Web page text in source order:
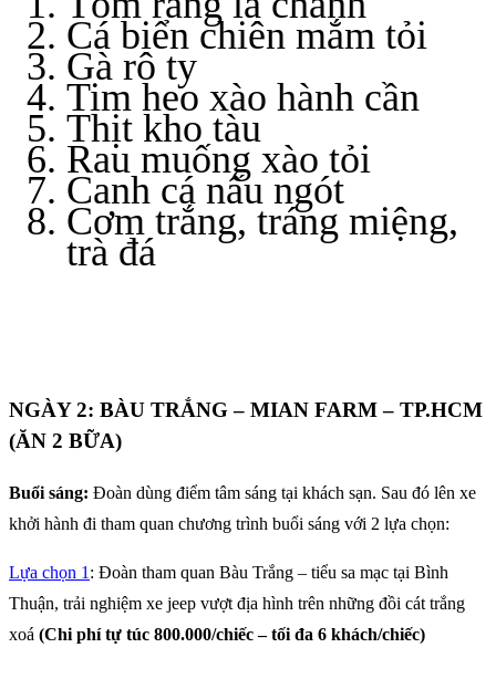
Cá biển chiên mắm tỏi
Gà rô ty
Tim heo xào hành cần
Thịt kho tàu
Rau muống xào tỏi
Canh cá nấu ngót
Cơm trắng, tráng miệng,
trà đá
NGÀY 2: BÀU TRẮNG – MIAN FARM – TP.HCM
(ĂN 2 BỮA)
Buổi sáng: Đoàn dùng điểm tâm sáng tại khách sạn. Sau đó lên xe
khởi hành đi tham quan chương trình buổi sáng với 2 lựa chọn:
Lựa chọn 1 : Đoàn tham quan Bàu Trắng – tiểu sa mạc tại Bình
Thuận, trải nghiệm xe jeep vượt địa hình trên những đồi cát trắng
xoá (Chi phí tự túc 800.000/chiếc – tối đa 6 khách/chiếc)